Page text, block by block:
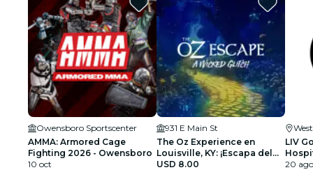
Owensboro Sportscenter
AMMA: Armored Cage
Fighting 2026 - Owensboro
10 oct
931 E Main St
The Oz Experience en
Louisville, KY: ¡Escapa del
Wicked Glitch!
USD 8.00
LIV
20